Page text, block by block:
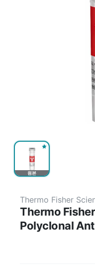
원본
Thermo Fisher
Thermo
Polyclonal